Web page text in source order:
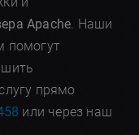
Apache . Наши
помогут
прямо
или через наш